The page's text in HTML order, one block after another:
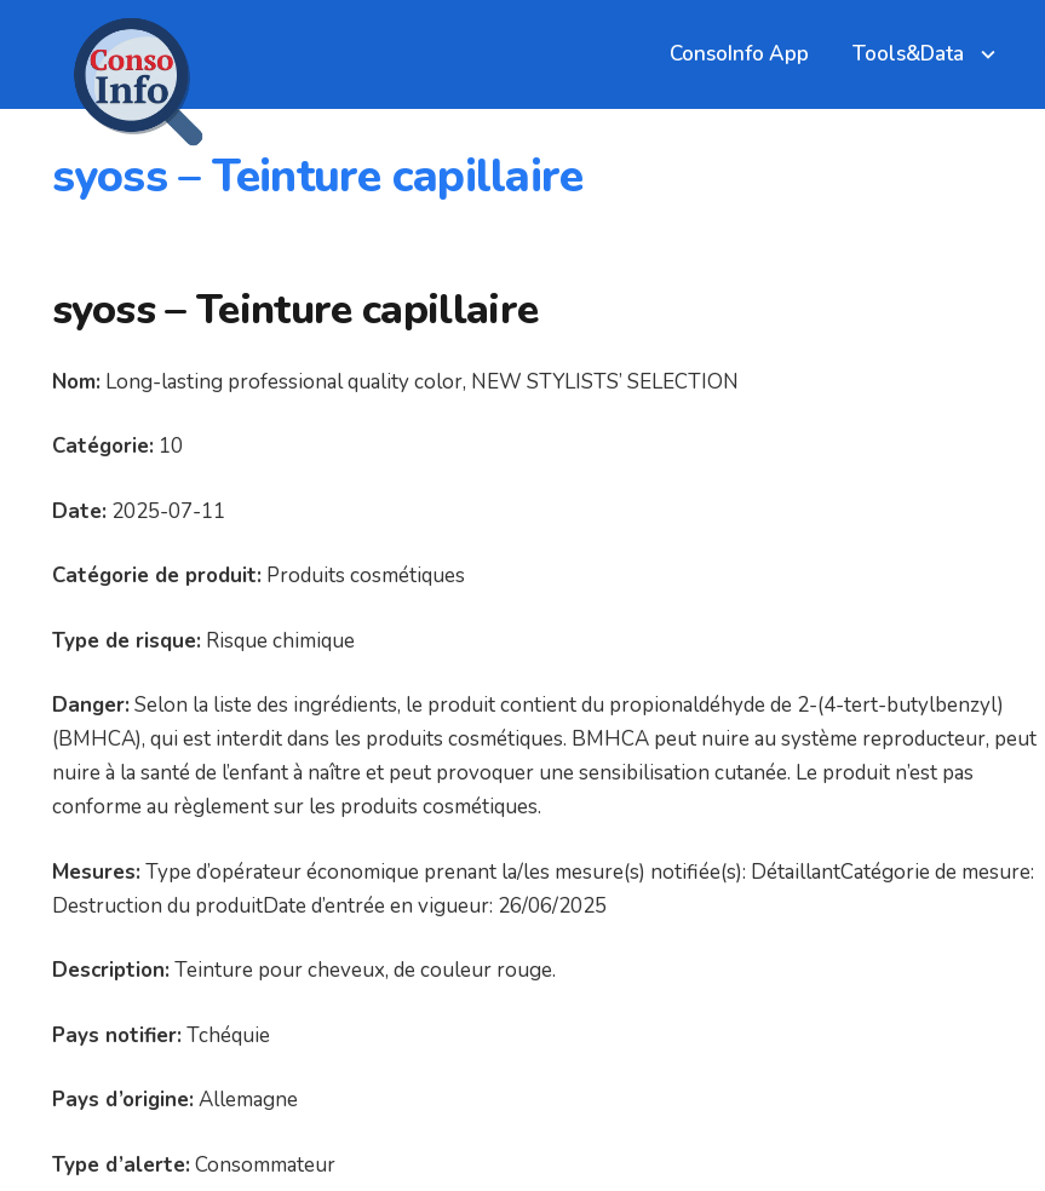
ConsoInfo App Tools&Data
syoss – Teinture capillaire
syoss – Teinture capillaire
Nom: Long-lasting professional quality color, NEW STYLISTS’ SELECTION
Catégorie: 10
Date: 2025-07-11
Catégorie de produit: Produits cosmétiques
Type de risque: Risque chimique
Danger: Selon la liste des ingrédients, le produit contient du propionaldéhyde de 2-(4-tert-butylbenzyl)
(BMHCA), qui est interdit dans les produits cosmétiques. BMHCA peut nuire au système reproducteur, peut
nuire à la santé de l’enfant à naître et peut provoquer une sensibilisation cutanée. Le produit n’est pas
conforme au règlement sur les produits cosmétiques.
Mesures: Type d’opérateur économique prenant la/les mesure(s) notifiée(s): DétaillantCatégorie de mesure:
Destruction du produitDate d’entrée en vigueur: 26/06/2025
Description: Teinture pour cheveux, de couleur rouge.
Pays notifier: Tchéquie
Pays d’origine: Allemagne
Type d’alerte: Consommateur